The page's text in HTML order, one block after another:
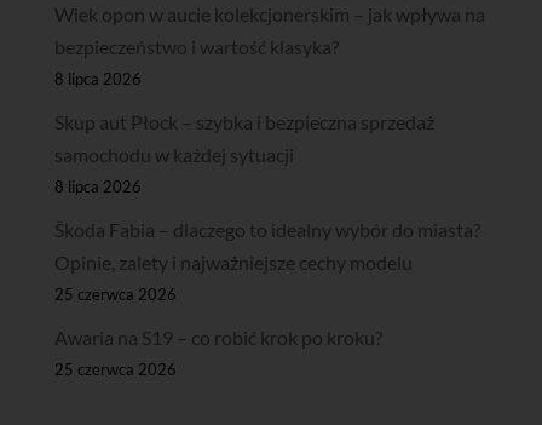
Wiek opon w aucie kolekcjonerskim – jak wpływa na
bezpieczeństwo i wartość klasyka?
8 lipca 2026
Skup aut Płock – szybka i bezpieczna sprzedaż
samochodu w każdej sytuacji
8 lipca 2026
Škoda Fabia – dlaczego to idealny wybór do miasta?
Opinie, zalety i najważniejsze cechy modelu
25 czerwca 2026
Awaria na S19 – co robić krok po kroku?
25 czerwca 2026